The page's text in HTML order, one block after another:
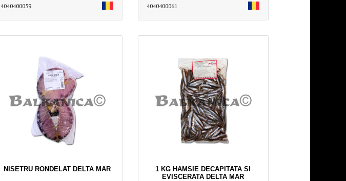
4040400059 4040400061
NISETRU RONDELAT DELTA MAR
1 KG HAMSIE DECAPITATA SI
EVISCERATA DELTA MAR